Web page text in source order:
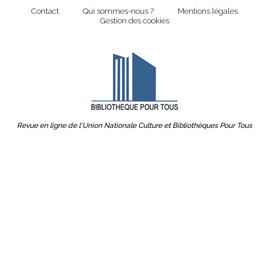
Contact Qui sommes-nous ?
Mentions légales
Gestion des cookies
Revue en ligne de l'Union Nationale Culture et Bibliothèques Pour Tous